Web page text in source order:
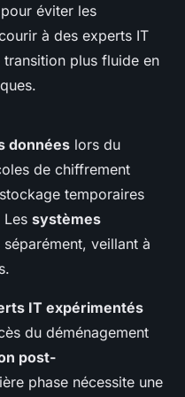
éviter les
à des experts IT
plus fluide en
données lors du
de chiffrement
temporaires
Les systèmes
veillant à
IT expérimentés
du déménagement
post-
phase nécessite une